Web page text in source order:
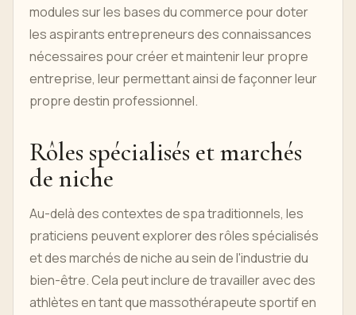
modules sur les bases du commerce pour doter
les aspirants entrepreneurs des connaissances
nécessaires pour créer et maintenir leur propre
entreprise, leur permettant ainsi de façonner leur
propre destin professionnel.
Rôles spécialisés et marchés
de niche
Au-delà des contextes de spa traditionnels, les
praticiens peuvent explorer des rôles spécialisés
et des marchés de niche au sein de l'industrie du
bien-être. Cela peut inclure de travailler avec des
athlètes en tant que massothérapeute sportif en